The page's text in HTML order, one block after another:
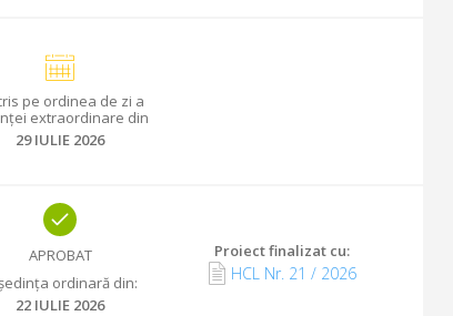
pe ordinea de zi a
extraordinare din
29 IULIE 2026
APROBAT
ordinară din:
22 IULIE 2026
Proiect finalizat cu:
HCL Nr. 21 / 2026